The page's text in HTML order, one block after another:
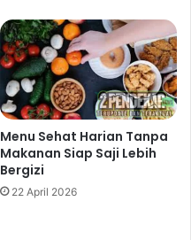
Menu Sehat Harian Tanpa
Makanan Siap Saji Lebih
Bergizi
22 April 2026